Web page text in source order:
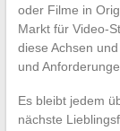
oder Filme in
Markt für Video-
diese Achsen
und
Es bleibt jedem
nächste